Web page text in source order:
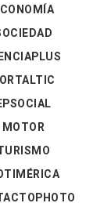
MOTOR